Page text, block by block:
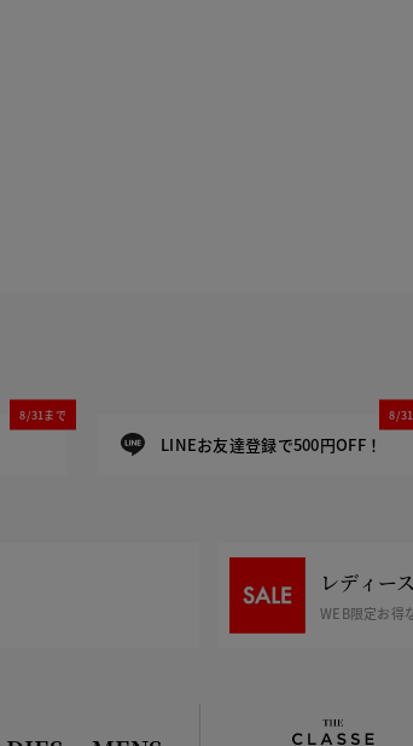
8/31まで
LINEお友達登録で500円OFF！
8/
レディー
WEB限定お得